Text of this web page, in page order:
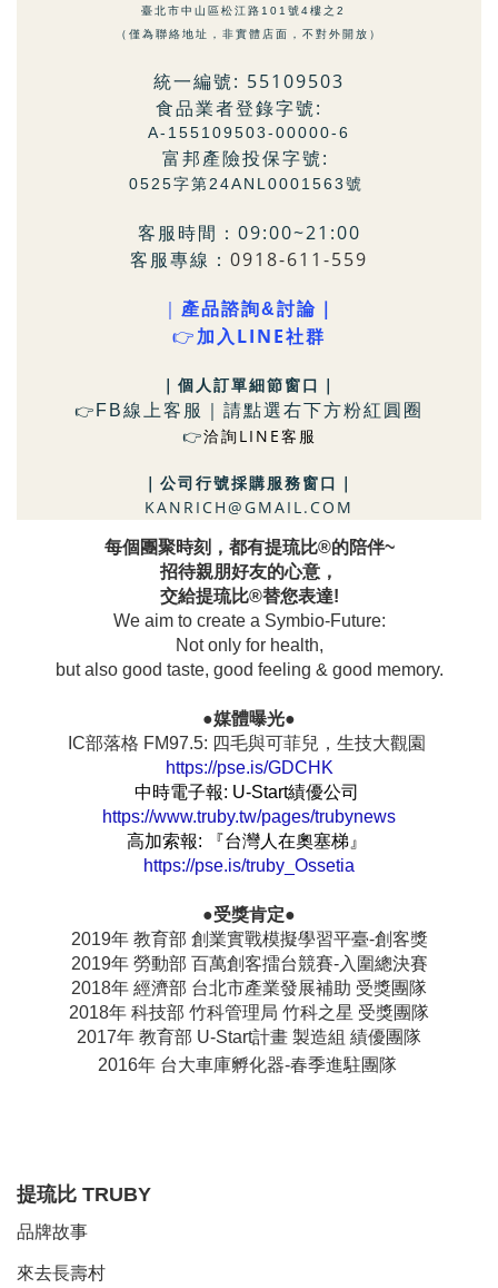
臺北市中山區松江路101號4樓之2
（僅為聯絡地址，非實體店面，不對外開放）
統一編號: 55109503
食品業者登錄字號:
A-155109503-00000-6
富邦產險投保字號:
0525字第24ANL0001563號
客服時間：09:00~21:00
客服專線： 0918-611-559
產品諮詢&討論｜
👉 加入 LINE社群
｜個人訂單細節窗口
👉 FB線上客服｜請點選右下方粉紅圓圈
👉洽詢LINE客服
公司行號採購服務窗口
KANRICH@GMAIL.COM
每個團聚時刻，都有提琉比®的陪伴~
招待親朋好友的心意，
交給提琉比®替您表達!
We aim to create a Symbio-Future:
Not only for health,
but also good taste, good feeling & good memory.
●媒體曝光●
IC部落格 FM97.5: 四毛與可菲兒，生技大觀園
https://pse.is/GDCHK
中時電子報: U-Start績優公司
https://www.truby.tw/pages/trubynews
高加索報: 『台灣人在奧塞梯』
https://pse.is/truby_Ossetia
●受獎肯定●
2019年 教育部 創業實戰模擬學習平臺-創客獎
2019年 勞動部 百萬創客擂台競賽-入圍總決賽
2018年 經濟部 台北市產業發展補助 受獎團隊
2018年 科技部 竹科管理局 竹科之星 受獎團隊
2017年 教育部 U-Start計畫 製造組 績優團隊
2016年 台大車庫孵化器-春季進駐團隊
提琉比 TRUBY
品牌故事
來去長壽村